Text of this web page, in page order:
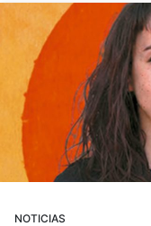
NOTICIAS